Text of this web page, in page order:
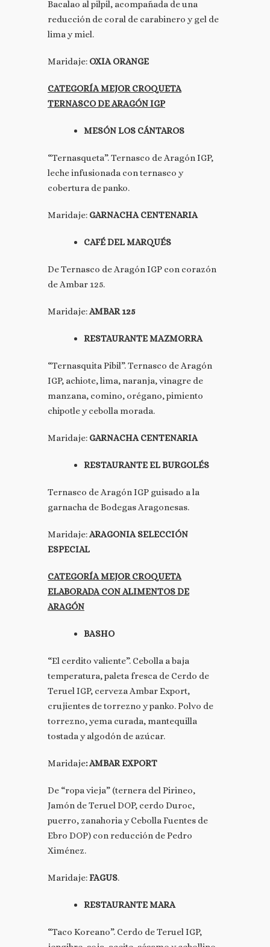
Bacalao al pilpil, acompañada de una
reducción de coral de carabinero y gel de
lima y miel.
Maridaje: OXIA ORANGE
CATEGORÍA MEJOR CROQUETA
TERNASCO DE ARAGÓN IGP
MESÓN LOS CÁNTAROS
“Ternasqueta”. Ternasco de Aragón IGP,
leche infusionada con ternasco y
cobertura de panko.
Maridaje: GARNACHA CENTENARIA
CAFÉ DEL MARQUÉS
De Ternasco de Aragón IGP con corazón
de Ambar 125.
Maridaje:AMBAR 125
RESTAURANTE MAZMORRA
“Ternasquita Pibil”. Ternasco de Aragón
IGP, achiote, lima, naranja, vinagre de
manzana, comino, orégano, pimiento
chipotle y cebolla morada.
Maridaje: GARNACHA CENTENARIA
RESTAURANTE EL BURGOLÉS
Ternasco de Aragón IGP guisado a la
garnacha de Bodegas Aragonesas.
Maridaje:ARAGONIA SELECCIÓN
ESPECIAL
CATEGORÍA MEJOR CROQUETA
ELABORADA CON ALIMENTOS DE
ARAGÓN
BASHO
“El cerdito valiente”. Cebolla a baja
temperatura, paleta fresca de Cerdo de
Teruel IGP, cerveza Ambar Export,
crujientes de torrezno y panko. Polvo de
torrezno, yema curada, mantequilla
tostada y algodón de azúcar.
Maridaje:AMBAR EXPORT
De “ropa vieja” (ternera del Pirineo,
Jamón de Teruel DOP, cerdo Duroc,
puerro, zanahoria y Cebolla Fuentes de
Ebro DOP) con reducción de Pedro
Ximénez.
Maridaje:FAGUS.
RESTAURANTE MARA
“Taco Koreano”. Cerdo de Teruel IGP,